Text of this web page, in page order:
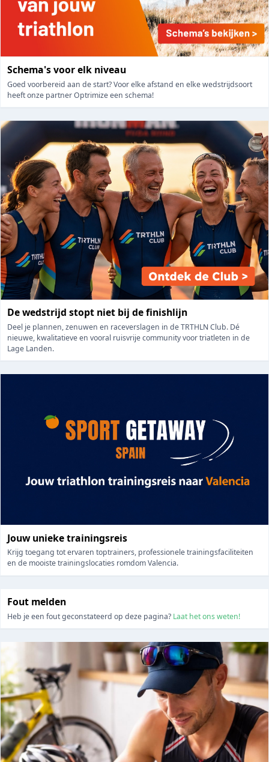
Schema's voor elk niveau
Goed voorbereid aan de start? Voor elke afstand en elke wedstrijdsoort
heeft onze partner Optrimize een schema!
De wedstrijd stopt niet bij de finishlijn
Deel je plannen, zenuwen en raceverslagen in de TRTHLN Club. Dé
nieuwe, kwalitatieve en vooral ruisvrije community voor triatleten in de
Lage Landen.
Jouw unieke trainingsreis
Krijg toegang tot ervaren toptrainers, professionele trainingsfaciliteiten
en de mooiste trainingslocaties romdom Valencia.
Fout melden
Heb je een fout geconstateerd op deze pagina? Laat het ons weten!